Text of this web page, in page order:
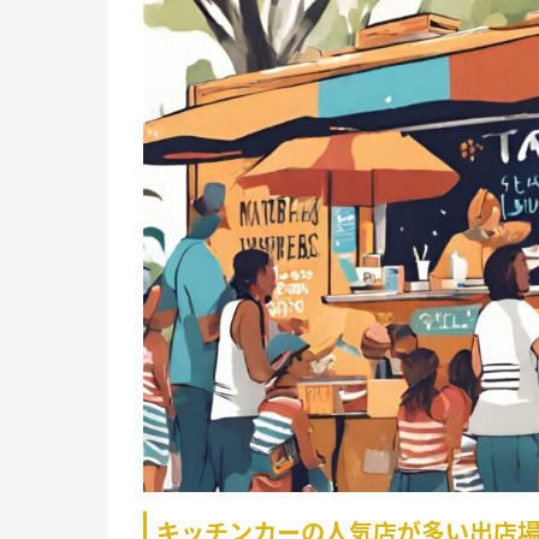
キッチンカーの人気店が多い出店